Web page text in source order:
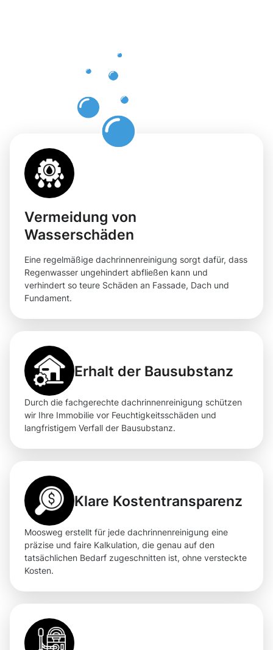
Vermeidung von
Wasserschäden
Eine regelmäßige dachrinnenreinigung sorgt dafür, dass
Regenwasser ungehindert abfließen kann und
verhindert so teure Schäden an Fassade, Dach und
Fundament.
Erhalt der Bausubstanz
Durch die fachgerechte dachrinnenreinigung schützen
wir Ihre Immobilie vor Feuchtigkeitsschäden und
langfristigem Verfall der Bausubstanz.
Klare Kostentransparenz
Moosweg erstellt für jede dachrinnenreinigung eine
präzise und faire Kalkulation, die genau auf den
tatsächlichen Bedarf zugeschnitten ist, ohne versteckte
Kosten.